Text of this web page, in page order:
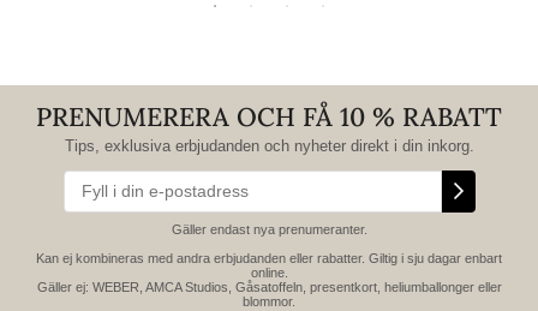
PRENUMERERA OCH FÅ 10 % RABATT
Tips, exklusiva erbjudanden och nyheter direkt i din inkorg.
Gäller endast nya prenumeranter.
Kan ej kombineras med andra erbjudanden eller rabatter. Giltig i sju dagar enbart
online.
Gäller ej: WEBER, AMCA Studios, Gåsatoffeln, presentkort, heliumballonger eller
blommor.